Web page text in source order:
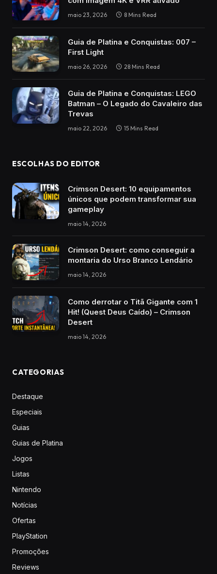
maio 23, 2026 8 Mins Read
Guia de Platina e Conquistas: 007 –
First Light
maio 26, 2026 28 Mins Read
Guia de Platina e Conquistas: LEGO
Batman – O Legado do Cavaleiro das
Trevas
maio 22, 2026 15 Mins Read
ESCOLHAS DO EDITOR
Crimson Desert: 10 equipamentos
únicos que podem transformar sua
gameplay
maio 14, 2026
Crimson Desert: como conseguir a
montaria do Urso Branco Lendário
maio 14, 2026
Como derrotar o Titã Gigante com 1
Hit! (Quest Deus Caído) – Crimson
Desert
maio 14, 2026
CATEGORIAS
Destaque
Especiais
Guias
Guias de Platina
Jogos
Listas
Nintendo
Notícias
Ofertas
PlayStation
Promoções
Reviews